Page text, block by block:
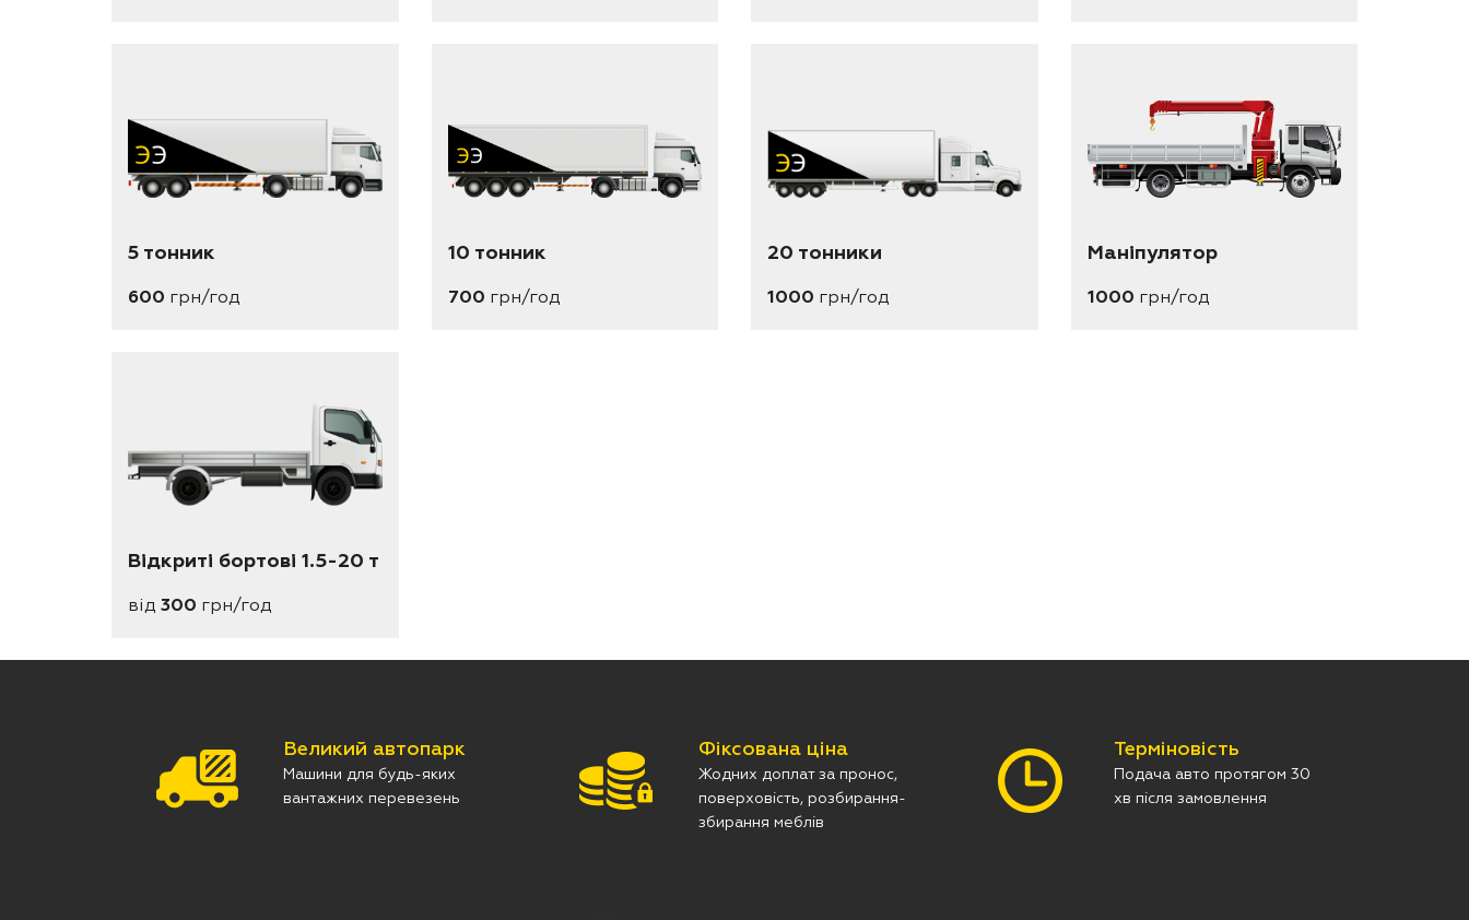
5 тонник
600 грн/год
10 тонник
700 грн/год
20 тонники
1000 грн/год
Маніпулятор
1000 грн/год
Відкриті бортові 1.5-20 т
від 300 грн/год
Великий автопарк
Машини для будь-яких
вантажних перевезень
Фіксована ціна
Жодних доплат за пронос,
поверховість, розбирання-
збирання меблів
Терміновість
Подача авто протягом 30
хв після замовлення